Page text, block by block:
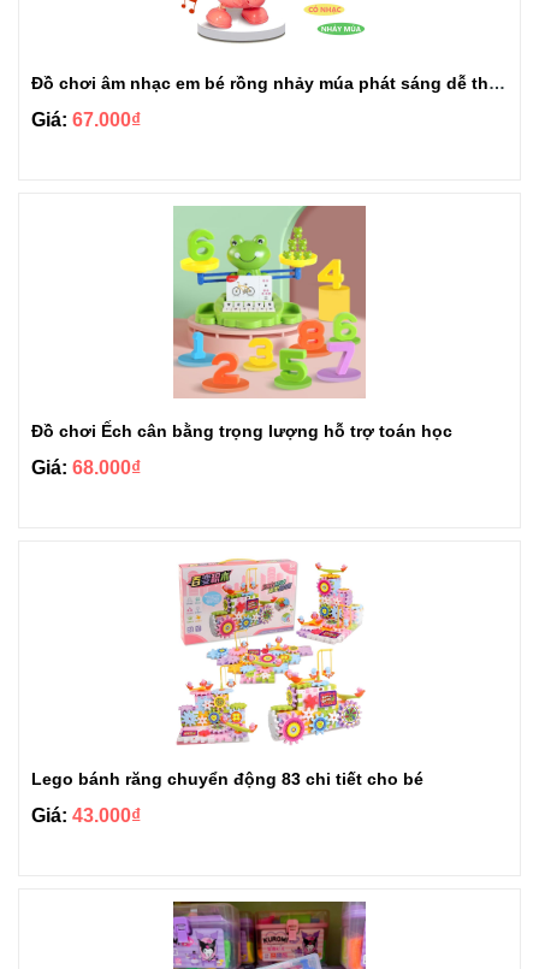
Đồ chơi âm nhạc em bé rồng nhảy múa phát sáng dễ thương
Giá: 67.000₫
Đồ chơi Ếch cân bằng trọng lượng hỗ trợ toán học
Giá: 68.000₫
Lego bánh răng chuyển động 83 chi tiết cho bé
Giá: 43.000₫